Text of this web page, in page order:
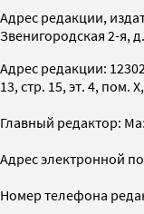
Адрес редакции,
Звенигородская 2-я,
Адрес редакции:
13, стр. 15, эт. 4, пом.
Главный редактор:
Адрес электронной
Номер телефона